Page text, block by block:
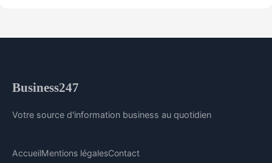
Business247
Votre source d'information business au quotidien
AccueilMentions légalesContact